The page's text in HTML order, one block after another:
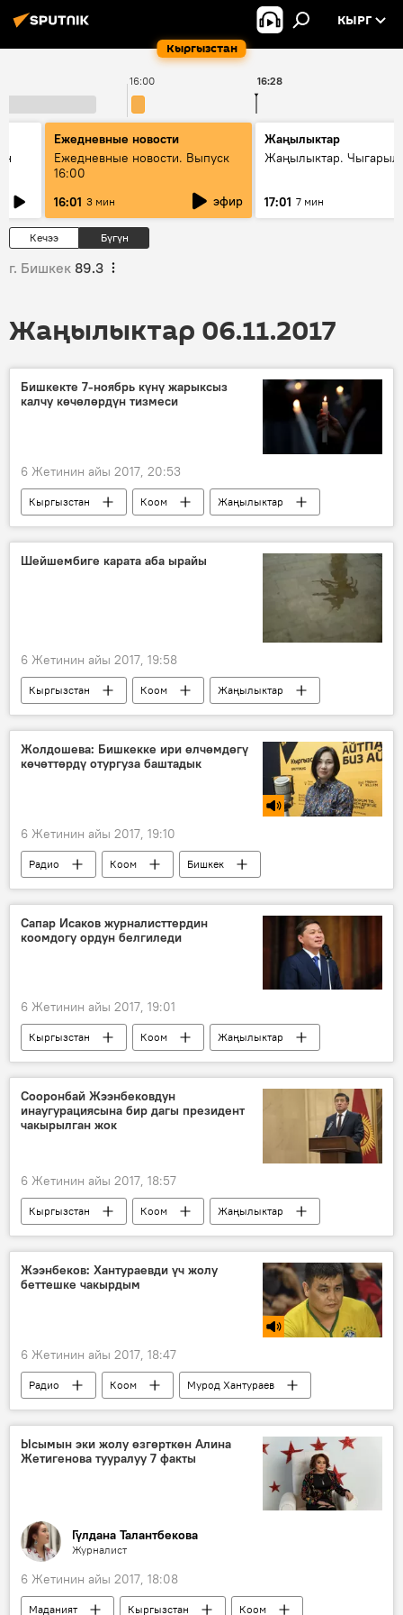
Кыргызстан
КЫРГ
16:00 16:28
Ежедневные новости
Ежедневные новости. Выпуск
16:00
16:01 3 мин эфир
Жаңылыктар
Жаңылыктар.
17:01 7 мин
Кечээ Бүгүн
г. Бишкек 89.3
Жаңылыктар 06.11.2017
Бишкекте 7-ноябрь күнү жарыксыз
калчу көчөлөрдүн тизмеси
6 Жетинин айы 2017, 20:53
Кыргызстан Коом
Жаңылыктар
Бишкек
көчө электр жарыгы
Шейшембиге карата аба ырайы
6 Жетинин айы 2017, 19:58
Кыргызстан Коом
Жаңылыктар
Кыргызгидромет
аба ырайы
Жолдошева: Бишкекке ири өлчөмдөгү
көчөттөрдү отургуза баштадык
6 Жетинин айы 2017, 19:10
Радио Коом
Бишкек
жашылдандыруу
Сапар Исаков журналисттердин
коомдогу ордун белгиледи
6 Жетинин айы 2017, 19:01
Кыргызстан Коом
Жаңылыктар
Сапар Исаков
куттуктоо
майрам
журналист
Сооронбай Жээнбековдун
инаугурациясына бир дагы президент
чакырылган жок
6 Жетинин айы 2017, 18:57
Кыргызстан Коом
Жаңылыктар
Алмаз Усенов
инаугурация
Сооронбай Жээнбековдун инаугурациясы
Жээнбеков: Хантураевди үч жолу
беттешке чакырдым
6 Жетинин айы 2017, 18:47
Радио Коом
Мурод Хантураев
Тилек Жээнбеков
турнир
Ысымын эки жолу өзгөрткөн Алина
Жетигенова тууралуу 7 факты
Гүлдана Талантбекова
Журналист
6 Жетинин айы 2017, 18:08
Маданият Кыргызстан
Коом